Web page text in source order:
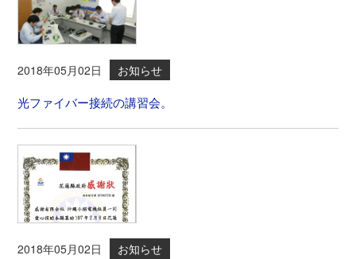
2018年05月02日 お知らせ
光ファイバー接続の講習会。
2018年05月02日 お知らせ